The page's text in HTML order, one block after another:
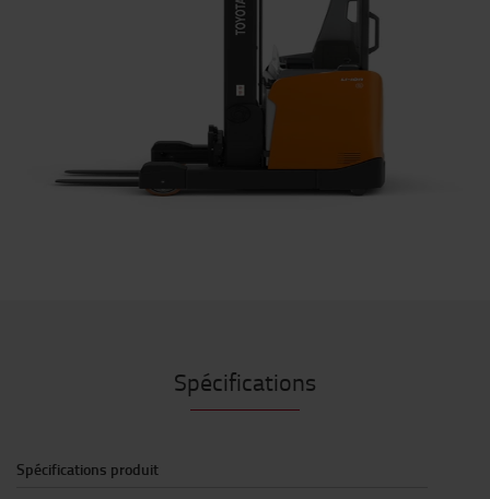
Spécifications
Spécifications produit